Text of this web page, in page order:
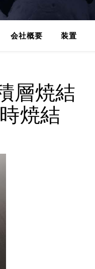
会社概要 装置
層焼結
焼結